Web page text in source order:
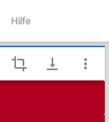
Hilfe